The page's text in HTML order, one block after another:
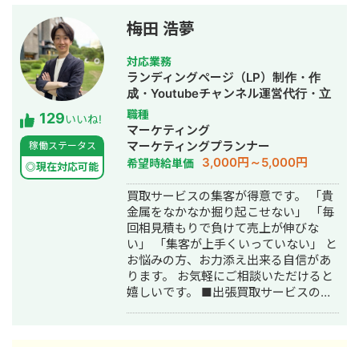
ロジェクトに全力で取り組みます。
また、常にレスを早めに対応を心がけ
ておりまして24時間365日対応が可能
です。 実際、弊社は地域名＋施術で上
位表示が得意得意で、かなりの施術名
をハックしています。 また、医療広告
ガイドライン、薬機法にも対応した知
見もあり安全性にも対応しておりま
す。 ■実績■ ・某美容系ビックワード
で圏外→10位以内（半年） ・美容施術
系ビッグワード 2位 ・新規患者数PV
が3ヶ月で２倍 ・半年で新規患者数が
1.5倍！
129いいね!
稼働ステータス
◎現在対応可能
梅田 浩夢
対応業務
ランディングページ（LP）制作・作
成・Youtubeチャンネル運営代行・立
ち上げ・SEO対策・SNS運用代行・記
事作成代行・ライティング・ホームペ
ージ制作・作成・リスティング広告運
用代行・オウンドメディア制作・構
築・運用代行
職種
マーケティング
マーケティングプランナー
希望時給単価 3,000円～5,000円
買取サービスの集客が得意です。 「貴
金属をなかなか掘り起こせない」 「毎
回相見積もりで負けて売上が伸びな
い」 「集客が上手くいっていない」 と
お悩みの方、お力添え出来る自信があ
ります。 お気軽にご相談いただけると
嬉しいです。 ■出張買取サービスの集